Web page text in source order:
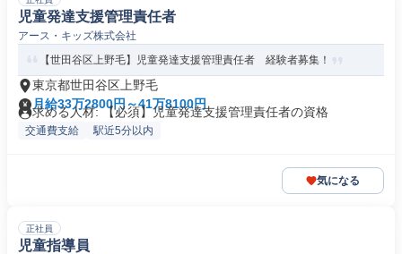
児童発達支援管理責任者
アース・キッズ株式会社
【世田谷区上野毛】児童発達支援管理責任者 経験者募集！
東京都世田谷区上野毛
月給33万2800円～41万8100円
求める人材: 【必須】児童発達支援管理責任者の資格
交通費支給 駅近5分以内
気になる
正社員
児童指導員